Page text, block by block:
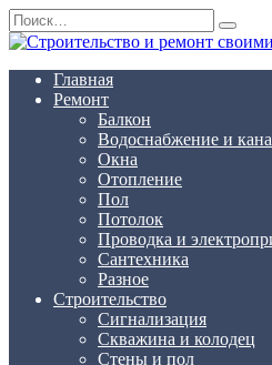
Перейти
к
содержанию
Search
for:
Главная
Ремонт
Балкон
Водоснабжение и
Окна
Отопление
Пол
Потолок
Проводка и
Сантехника
Разное
Строительство
Сигнализация
Скважина и колодец
Стены и пол